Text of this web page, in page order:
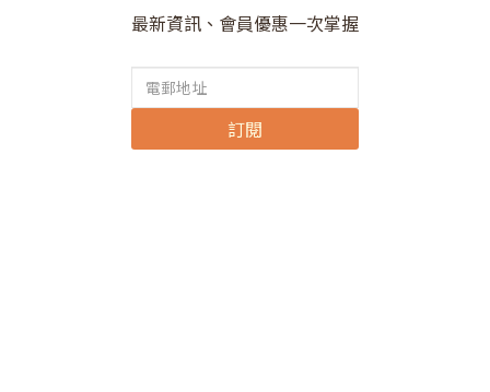
最新資訊、會員優惠一次掌握
訂閱